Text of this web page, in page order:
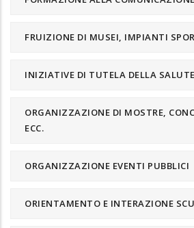
FRUIZIONE DI MUSEI, IMPIANTI
INIZIATIVE DI TUTELA DELLA SALUTE
ORGANIZZAZIONE DI MOSTRE,
ECC.
ORGANIZZAZIONE EVENTI PUBBLICI
ORIENTAMENTO E INTERAZIONE